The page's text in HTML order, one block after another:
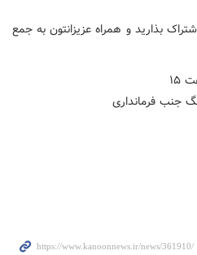
بذارید و همراه عزیزانتون به جمع